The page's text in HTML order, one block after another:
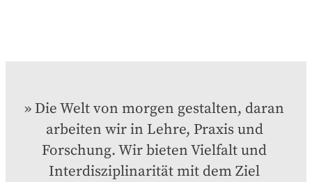
Die Welt von morgen gestalten, daran
arbeiten wir in Lehre, Praxis und
Forschung. Wir bieten Vielfalt und
Interdisziplinarität mit dem Ziel